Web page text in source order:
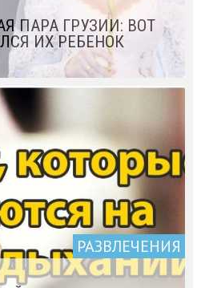
ПАРА ГРУЗИИ: ВОТ
ИХ РЕБЕНОК
РАЗВЛЕЧЕНИЯ